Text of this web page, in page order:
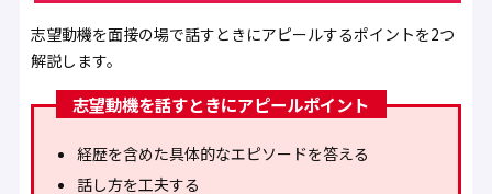
志望動機を面接の場で話すときにアピールするポイントを2つ
解説します。
志望動機を話すときにアピールポイント
経歴を含めた具体的なエピソードを答える
話し方を工夫する